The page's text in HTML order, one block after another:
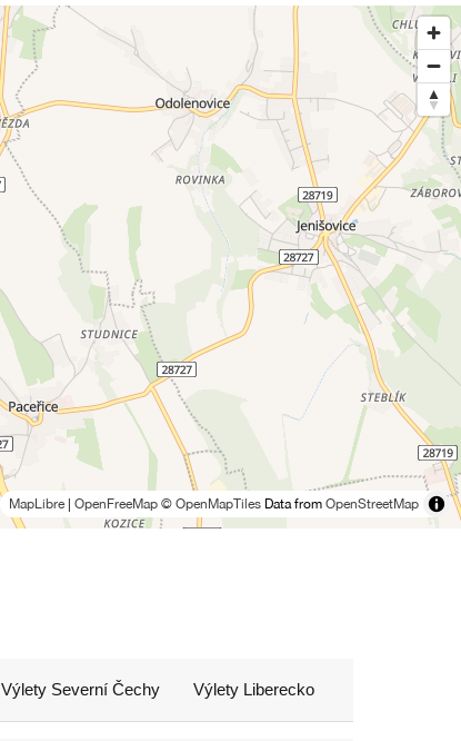
MapLibre OpenFreeMap © OpenMapTiles Data from OpenStreetMap
Výlety Severní Čechy Výlety Liberecko